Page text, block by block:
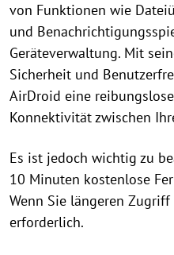
von Funktionen wie
und
Geräteverwaltung. Mit
Sicherheit und
AirDroid eine
Konnektivität zwischen
Es ist jedoch wichtig zu
10 Minuten kostenlose
Wenn Sie längeren
erforderlich.